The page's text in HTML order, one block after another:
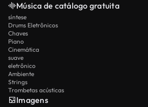
Música de catálogo gratuita
síntese
Drums Eletrônicos
Chaves
Piano
Cinemática
suave
eletrônico
Ambiente
Strings
Trombetas acústicas
Imagens